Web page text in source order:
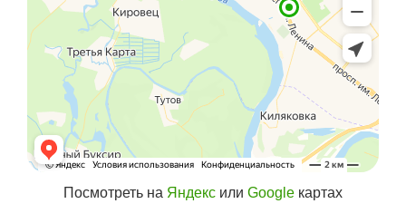
Посмотреть на Яндекс или Google картах